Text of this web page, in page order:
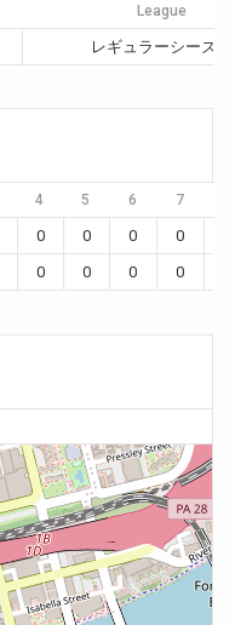
League
レギュラーシーズン
4 5 6 7
0 0 0 0
0 0 0 0